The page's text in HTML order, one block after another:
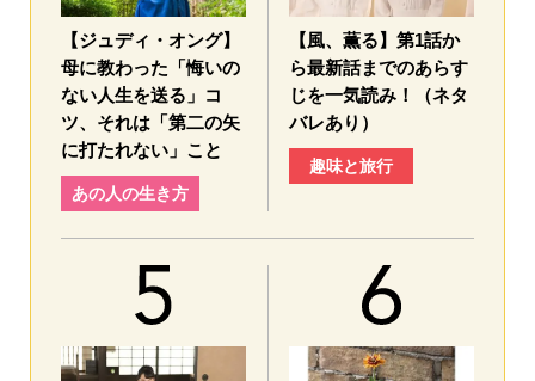
【ジュディ・オング】
母に教わった「悔いの
ない人生を送る」コ
ツ、それは「第二の矢
に打たれない」こと
あの人の生き方
【風、薫る】第1話か
ら最新話までのあらす
じを一気読み！（ネタ
バレあり）
趣味と旅行